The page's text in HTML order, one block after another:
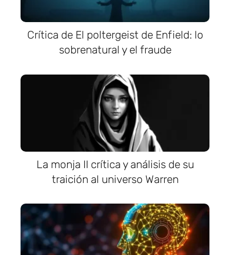
Crítica de El poltergeist de Enfield: lo
sobrenatural y el fraude
La monja II crítica y análisis de su
traición al universo Warren